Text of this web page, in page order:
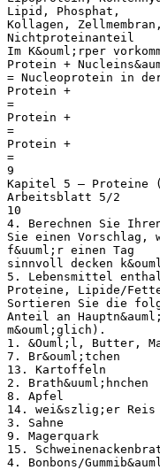
Lipid, Phosphat,
Kollagen,
Nichtproteinanteil
Im K&ouml;rper
Protein +
= Nucleoprotein in der
Protein +
=
Protein +
=
Protein +
=
9
Kapitel 5 – Proteine
Arbeitsblatt 5/2
10
4. Berechnen Sie
Sie einen Vorschlag,
f&uuml;r einen Tag
sinnvoll decken
5. Lebensmittel
Proteine, Lipide/
Sortieren Sie die
Anteil an
m&ouml;glich).
1. &Ouml;l, Butter,
7. Br&ouml;tchen
13. Kartoffeln
2. Brath&uuml;hnchen
8. Apfel
14. wei&szlig;er Reis
3. Sahne
9. Magerquark
15.
4. Bonbons/